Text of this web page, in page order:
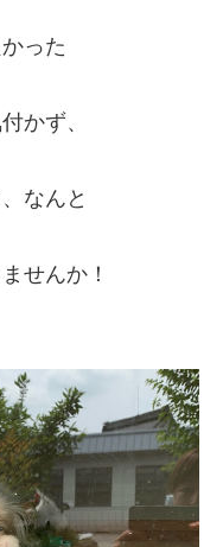
った
かず、
なんと
せんか！